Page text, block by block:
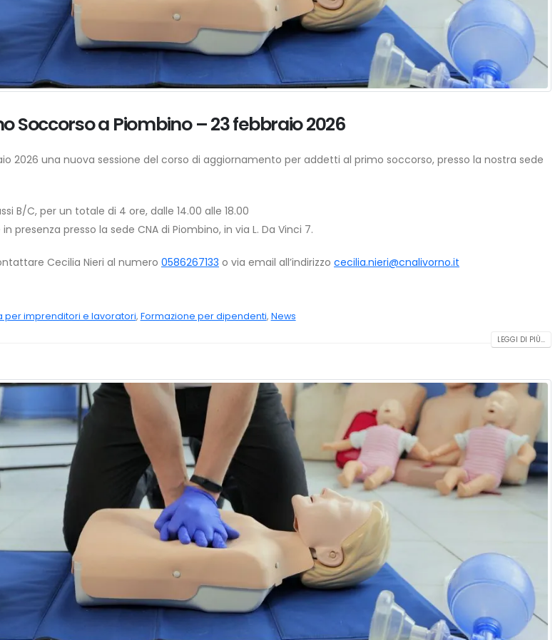
Soccorso a Piombino – 23 febbraio 2026
2026 una nuova sessione del corso di aggiornamento per addetti al primo soccorso, presso la nostra sede
B/C, per un totale di 4 ore, dalle 14.00 alle 18.00
presenza presso la sede CNA di Piombino, in via L. Da Vinci 7.
Cecilia Nieri al numero 0586267133 o via email all’indirizzo cecilia.nieri@cnalivorno.it
per imprenditori e lavoratori, Formazione per dipendenti, News
LEGGI DI PIÙ...